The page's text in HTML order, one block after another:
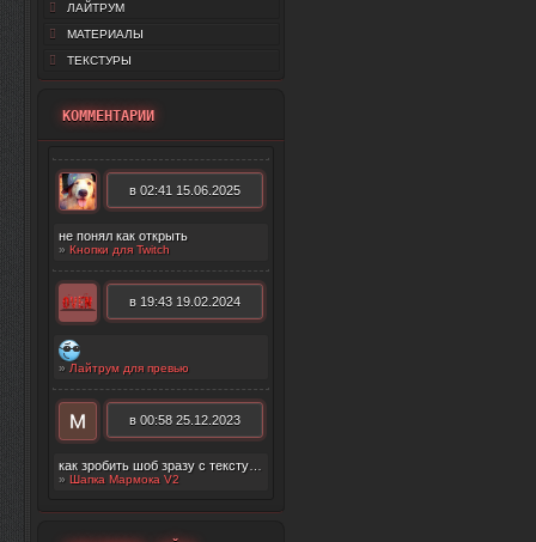
ЛАЙТРУМ
МАТЕРИАЛЫ
ТЕКСТУРЫ
КОММЕНТАРИИ
в 02:41 15.06.2025
не понял как открыть
» Кнопки для Twitch
в 19:43 19.02.2024
» Лайтрум для превью
в 00:58 25.12.2023
» Шапка Мармока V2